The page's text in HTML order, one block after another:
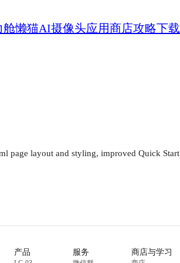
舱懒猫AI摄像头应用商店攻略下载
产品 服务 商店与学习